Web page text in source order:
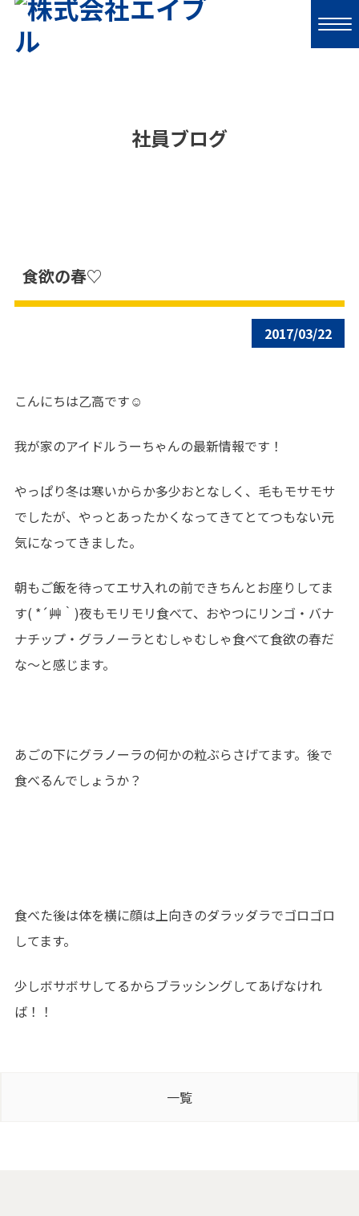
社員ブログ
食欲の春♡
2017/03/22
こんにちは乙高です☺
我が家のアイドルうーちゃんの最新情報です！
やっぱり冬は寒いからか多少おとなしく、毛もモサモサ
でしたが、やっとあったかくなってきてとてつもない元
気になってきました。
朝もご飯を待ってエサ入れの前できちんとお座りしてま
す( *´艸｀)夜もモリモリ食べて、おやつにリンゴ・バナ
ナチップ・グラノーラとむしゃむしゃ食べて食欲の春だ
な～と感じます。
あごの下にグラノーラの何かの粒ぶらさげてます。後で
食べるんでしょうか？
食べた後は体を横に顔は上向きのダラッダラでゴロゴロ
してます。
少しボサボサしてるからブラッシングしてあげなけれ
ば！！
一覧